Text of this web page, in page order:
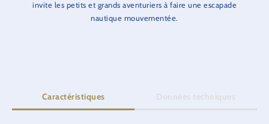
invite les petits et grands aventuriers à faire une escapade
nautique mouvementée.
Caractéristiques Données techniques